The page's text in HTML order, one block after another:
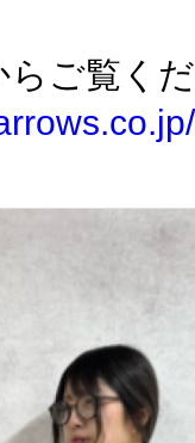
ご覧く